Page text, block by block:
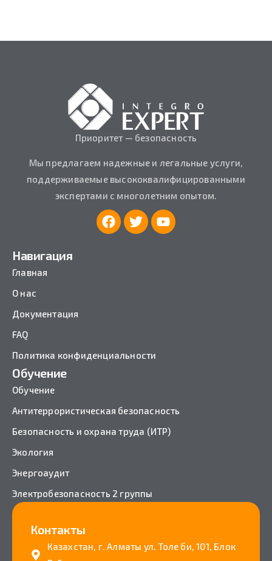
Приоритет — безопасность
Мы предлагаем надежные и легальные услуги,
поддерживаемые высококвалифицированными
экспертами с многолетним опытом.
Навигация
Главная
О нас
Документация
FAQ
Политика конфиденциальности
Обучение
Обучение
Антитеррористическая безопасность
Безопасность и охрана труда (ИТР)
Экология
Энергоаудит
Электробезопасность 2 группы
Контакты
Казахстан, г. Алматы ул. Толе би, 101, Блок